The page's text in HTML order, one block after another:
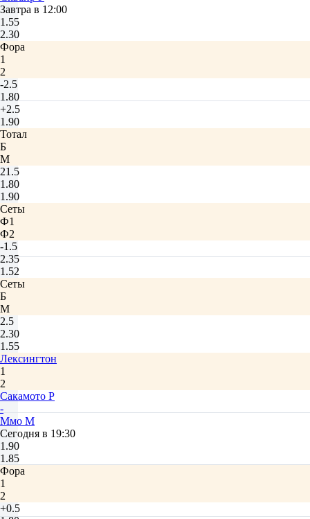
Завтра в 12:00
1.55
2.30
Фора
1
2
-2.5
1.80
+2.5
1.90
Тотал
Б
М
21.5
1.80
1.90
Сеты
Ф1
Ф2
-1.5
2.35
1.52
Сеты
Б
М
2.5
2.30
1.55
Лексингтон
1
2
Сакамото Р
-
Ммо М
Сегодня в 19:30
1.90
1.85
Фора
1
2
+0.5